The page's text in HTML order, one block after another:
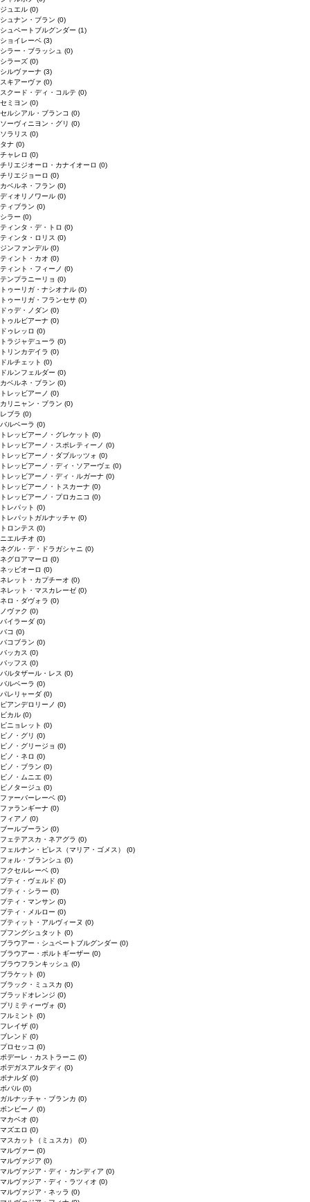
ジュエル (0)
シュナン・ブラン (0)
シュペートブルグンダー (1)
ショイレーベ (3)
シラー・ブラッシュ (0)
シラーズ (0)
シルヴァーナ (3)
スキアーヴァ (0)
スクード・ディ・コルテ (0)
セミヨン (0)
セルシアル・ブランコ (0)
ソーヴィニヨン・グリ (0)
ソラリス (0)
タナ (0)
チャレロ (0)
チリエジオーロ・カナイオーロ (0)
チリエジョーロ (0)
カベルネ・フラン (0)
ディオリノワール (0)
ティブラン (0)
シラー (0)
ティンタ・デ・トロ (0)
ティンタ・ロリス (0)
ジンファンデル (0)
ティント・カオ (0)
ティント・フィーノ (0)
テンプラニーリョ (0)
トゥーリガ・ナシオナル (0)
トゥーリガ・フランセサ (0)
ドゥデ・ノダン (0)
トゥルビアーナ (0)
ドゥレッロ (0)
トラジャデューラ (0)
トリンカデイラ (0)
ドルチェット (0)
ドルンフェルダー (0)
カベルネ・ブラン (0)
トレッビアーノ (0)
カリニャン・ブラン (0)
レブラ (0)
バルベーラ (0)
トレッビアーノ・グレケット (0)
トレッビアーノ・スポレティーノ (0)
トレッビアーノ・ダブルッツォ (0)
トレッビアーノ・ディ・ソアーヴェ (0)
トレッビアーノ・ディ・ルガーナ (0)
トレッビアーノ・トスカーナ (0)
トレッビアーノ・プロカニコ (0)
トレパット (0)
トレパットガルナッチャ (0)
トロンテス (0)
ニエルチオ (0)
ネグル・デ・ドラガシャニ (0)
ネグロアマーロ (0)
ネッビオーロ (0)
ネレット・カプチーオ (0)
ネレット・マスカレーゼ (0)
ネロ・ダヴォラ (0)
ノヴァク (0)
バイラーダ (0)
バコ (0)
バコブラン (0)
バッカス (0)
バッフス (0)
バルタザール・レス (0)
バルベーラ (0)
パレリャーダ (0)
ピアンデロリーノ (0)
ビカル (0)
ピニョレット (0)
ピノ・グリ (0)
ピノ・グリージョ (0)
ピノ・ネロ (0)
ピノ・ブラン (0)
ピノ・ムニエ (0)
ピノタージュ (0)
ファーバーレーベ (0)
ファランギーナ (0)
フィアノ (0)
ブールブーラン (0)
フェテアスカ・ネアグラ (0)
フェルナン・ピレス（マリア・ゴメス） (0)
フォル・ブランシュ (0)
フクセルレーベ (0)
プティ・ヴェルド (0)
プティ・シラー (0)
プティ・マンサン (0)
プティ・メルロー (0)
プティット・アルヴィーヌ (0)
プフングシュタット (0)
ブラウアー・シュペートブルグンダー (0)
ブラウアー・ポルトギーザー (0)
ブラウフランキッシュ (0)
ブラケット (0)
ブラック・ミュスカ (0)
ブラッドオレンジ (0)
プリミティーヴォ (0)
フルミント (0)
フレイザ (0)
ブレンド (0)
プロセッコ (0)
ポデーレ・カストラーニ (0)
ボデガスアルタディ (0)
ボナルダ (0)
ボバル (0)
ガルナッチャ・ブランカ (0)
ボンビーノ (0)
マカベオ (0)
マズエロ (0)
マスカット（ミュスカ） (0)
マルヴァー (0)
マルヴァジア (0)
マルヴァジア・ディ・カンディア (0)
マルヴァジア・ディ・ラツィオ (0)
マルヴァジア・ネッラ (0)